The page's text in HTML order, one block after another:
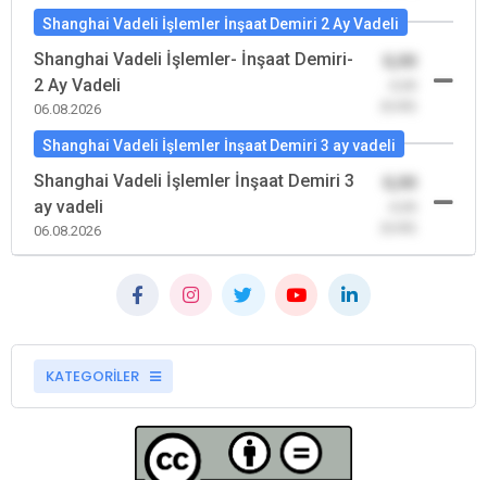
Shanghai Vadeli İşlemler İnşaat Demiri 2 Ay Vadeli
Shanghai Vadeli İşlemler- İnşaat Demiri-
2 Ay Vadeli
06.08.2026
Shanghai Vadeli İşlemler İnşaat Demiri 3 ay vadeli
Shanghai Vadeli İşlemler İnşaat Demiri 3
ay vadeli
06.08.2026
KATEGORİLER